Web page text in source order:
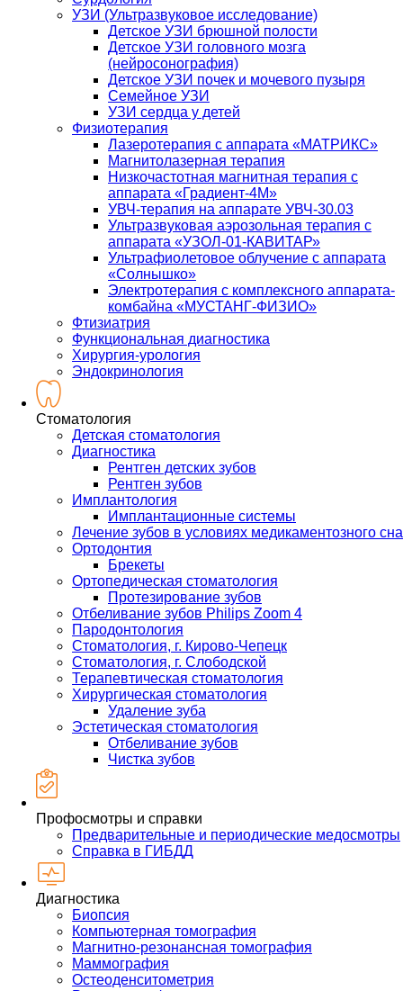
УЗИ (Ультразвуковое исследование)
Детское УЗИ брюшной полости
Детское УЗИ головного мозга
(нейросонография)
Детское УЗИ почек и мочевого пузыря
Семейное УЗИ
УЗИ сердца у детей
Физиотерапия
Лазеротерапия с аппарата «МАТРИКС»
Магнитолазерная терапия
Низкочастотная магнитная терапия с
аппарата «Градиент-4М»
УВЧ-терапия на аппарате УВЧ-30.03
Ультразвуковая аэрозольная терапия с
аппарата «УЗОЛ-01-КАВИТАР»
Ультрафиолетовое облучение с аппарата
«Солнышко»
Электротерапия с комплексного аппарата-
комбайна «МУСТАНГ-ФИЗИО»
Фтизиатрия
Функциональная диагностика
Хирургия-урология
Эндокринология
Стоматология
Детская стоматология
Диагностика
Рентген детских зубов
Рентген зубов
Имплантология
Имплантационные системы
Лечение зубов в условиях медикаментозного сна
Ортодонтия
Брекеты
Ортопедическая стоматология
Протезирование зубов
Отбеливание зубов Philips Zoom 4
Пародонтология
Стоматология, г. Кирово-Чепецк
Стоматология, г. Слободской
Терапевтическая стоматология
Хирургическая стоматология
Удаление зуба
Эстетическая стоматология
Отбеливание зубов
Чистка зубов
Профосмотры и справки
Предварительные и периодические медосмотры
Справка в ГИБДД
Диагностика
Биопсия
Компьютерная томография
Магнитно-резонансная томография
Маммография
Остеоденситометрия